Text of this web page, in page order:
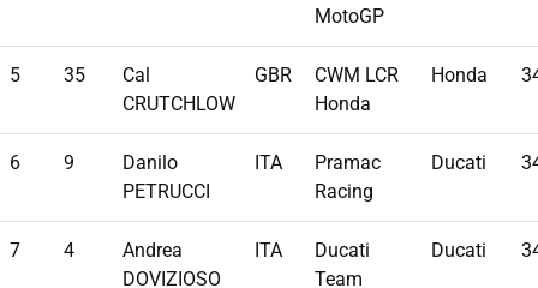
MotoGP
5 35
Cal
CRUTCHLOW
GBR
CWM LCR
Honda
Honda
6 9
Danilo
PETRUCCI
ITA
Pramac
Racing
Ducati
7 4
Andrea
DOVIZIOSO
ITA
Ducati
Team
Ducati